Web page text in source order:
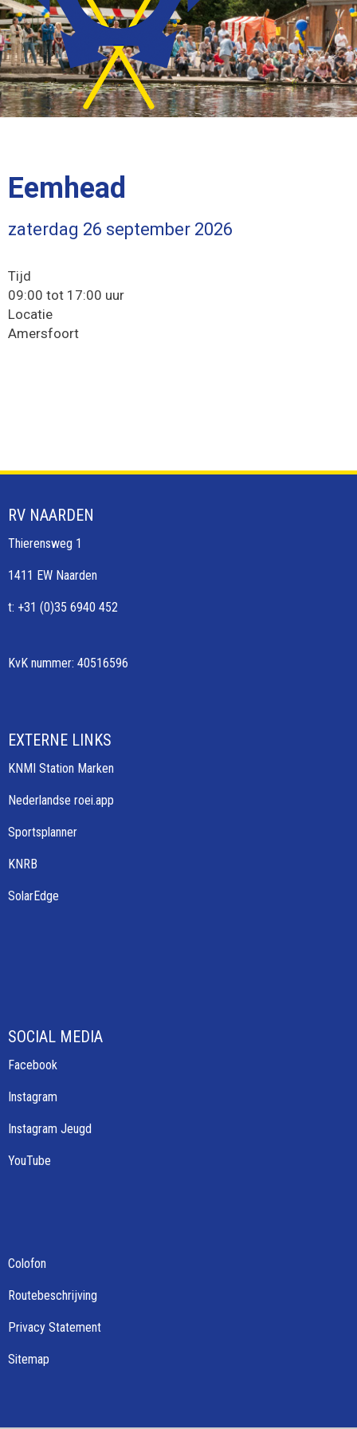
Eemhead
zaterdag 26 september 2026
Tijd
09:00 tot 17:00 uur
Locatie
Amersfoort
RV NAARDEN
Thierensweg 1
1411 EW Naarden
t: +31 (0)35 6940 452
KvK nummer: 40516596
EXTERNE LINKS
KNMI Station Marken
Nederlandse roei.app
Sportsplanner
KNRB
SolarEdge
SOCIAL MEDIA
Facebook
Instagram
Instagram Jeugd
YouTube
Colofon
Routebeschrijving
Privacy Statement
Sitemap